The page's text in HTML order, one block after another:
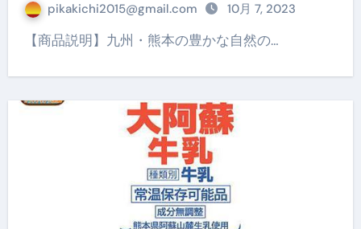
pikakichi2015@gmail.com 10月 7, 2023
【商品説明】九州・熊本の豊かな自然の…